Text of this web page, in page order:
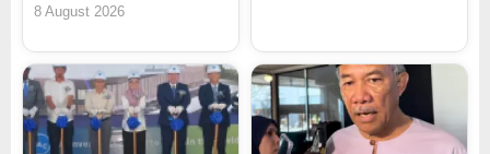
8 August 2026